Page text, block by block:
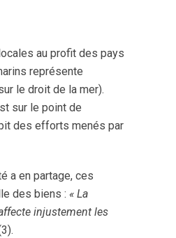
au profit des pays
représente
le droit de la mer).
sur le point de
des efforts menés par
a en partage, ces
des biens : « La
injustement les